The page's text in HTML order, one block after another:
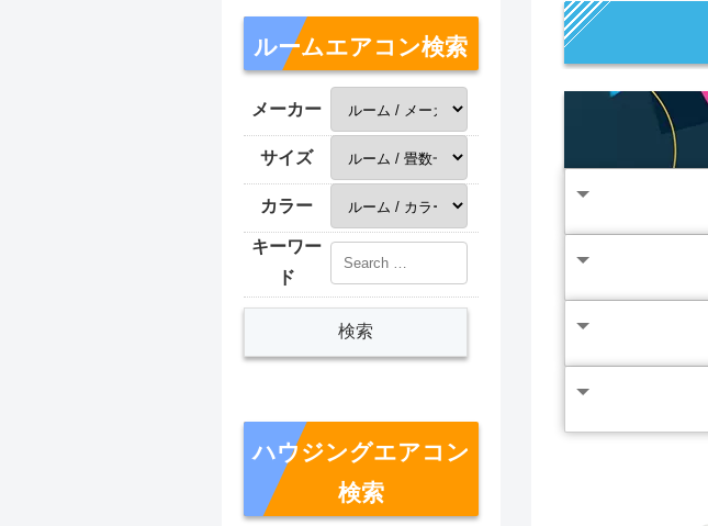
ルームエアコン検索
メーカー
サイズ
カラー
キーワー
ド
ハウジングエアコン
検索